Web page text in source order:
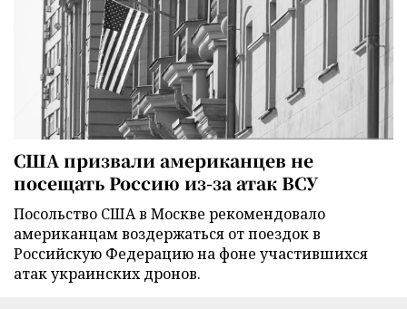
США призвали американцев не
посещать Россию из-за атак ВСУ
Посольство США в Москве рекомендовало
американцам воздержаться от поездок в
Российскую Федерацию на фоне участившихся
атак украинских дронов.